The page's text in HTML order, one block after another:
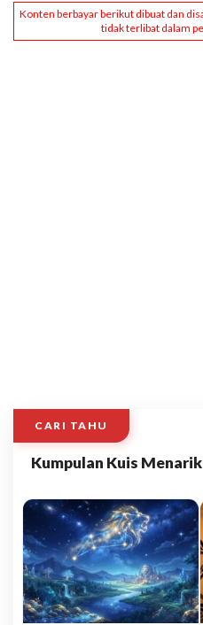
CARI TAHU
Kumpulan Kuis Menarik